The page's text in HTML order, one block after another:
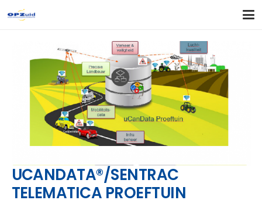
UCANDATA®/SENTRAC
TELEMATICA PROEFTUIN